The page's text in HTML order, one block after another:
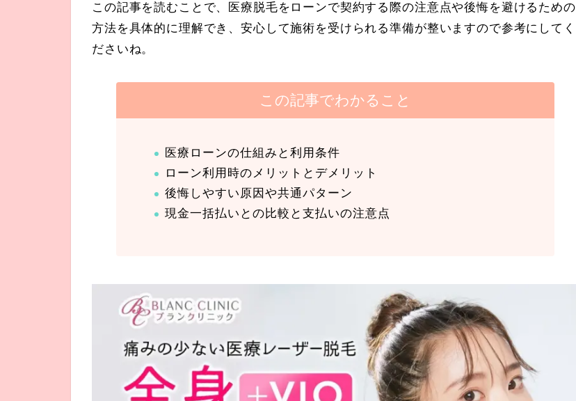
この記事を読むことで、医療脱毛をローンで契約する際の注意点や後悔を避けるための
方法を具体的に理解でき、安心して施術を受けられる準備が整いますので参考にしてく
ださいね。
この記事でわかること
医療ローンの仕組みと利用条件
ローン利用時のメリットとデメリット
後悔しやすい原因や共通パターン
現金一括払いとの比較と支払いの注意点